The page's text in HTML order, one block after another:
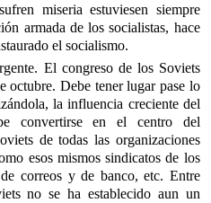
miseria estuviesen siempre
armada de los socialistas, hace
el socialismo.
El congreso de los Soviets
octubre. Debe tener lugar pase lo
la influencia creciente del
convertirse en el centro del
de todas las organizaciones
esos mismos sindicatos de los
correos y de banco, etc. Entre
no se ha establecido aun un